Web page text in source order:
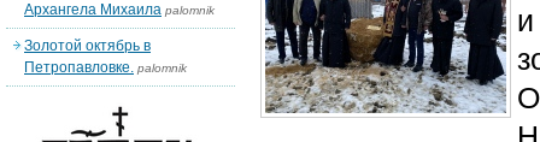
Архангела Михаила palomnik
Золотой октябрь в
Петропавловке. palomnik